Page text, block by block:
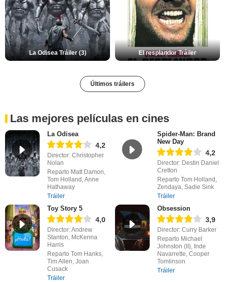
La Odisea Tráiler (3) El resplandor Tráiler
Últimos tráilers
Las mejores películas en cines
La Odisea
4,2
Director: Christopher
Nolan
Reparto Matt Damon,
Tom Holland, Anne
Hathaway
Tráiler
Spider-Man: Brand
New Day
4,2
Director: Destin Daniel
Cretton
Reparto Tom Holland,
Zendaya, Sadie Sink
Tráiler
Toy Story 5
4,0
Director: Andrew
Stanton, McKenna
Harris
Reparto Tom Hanks,
Tim Allen, Joan
Cusack
Tráiler
Obsession
3,9
Director: Curry Barker
Reparto Michael
Johnston (II), Inde
Navarrette, Cooper
Tomlinson
Tráiler